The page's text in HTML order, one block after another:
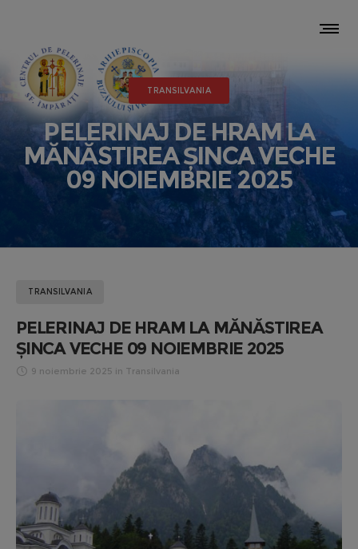
TRANSILVANIA
PELERINAJ DE HRAM LA
MĂNĂSTIREA ȘINCA VECHE
09 NOIEMBRIE 2025
TRANSILVANIA
PELERINAJ DE HRAM LA MĂNĂSTIREA
ȘINCA VECHE 09 NOIEMBRIE 2025
9 noiembrie 2025 in Transilvania